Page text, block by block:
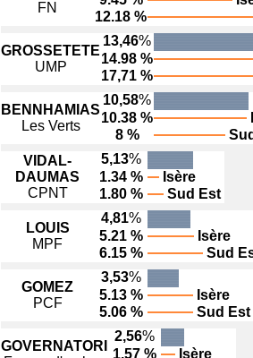
FN
12.18 %
GROSSETETE
UMP
13,46%
14.98 %
17,71 %
BENNHAMIAS
Les Verts
10,58%
10.38 %
8 %
VIDAL-
DAUMAS
CPNT
5,13%
1.34 %
Isère
1.80 %
Sud Est
LOUIS
MPF
4,81%
5.21 %
Isère
6.15 %
Sud
GOMEZ
PCF
3,53%
5.13 %
Isère
5.06 %
Sud Est
GOVERNATORI
2,56%
1.57 %
Isère